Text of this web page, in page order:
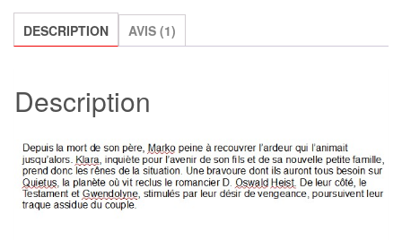
Vaughan
Brian
et
Staples
DESCRIPTION AVIS (1)
Description